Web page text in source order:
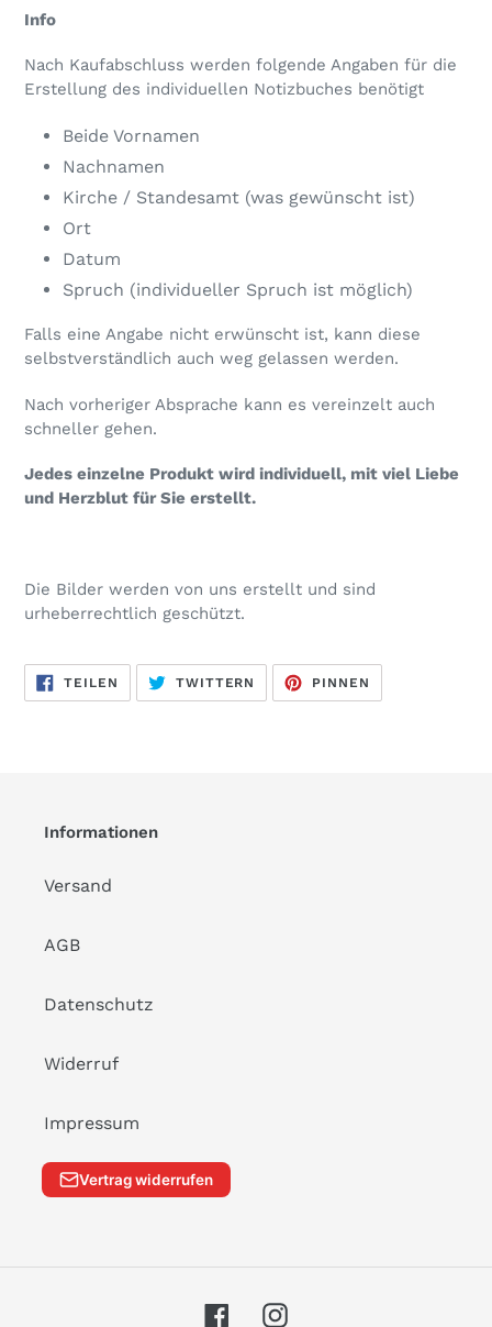
Info
Nach Kaufabschluss werden folgende Angaben für die
Erstellung des individuellen Notizbuches benötigt
Beide Vornamen
Nachnamen
Kirche / Standesamt (was gewünscht ist)
Ort
Datum
Spruch (individueller Spruch ist möglich)
Falls eine Angabe nicht erwünscht ist, kann diese
selbstverständlich auch weg gelassen werden.
Nach vorheriger Absprache kann es vereinzelt auch
schneller gehen.
Jedes einzelne Produkt wird individuell, mit viel Liebe
und Herzblut für Sie erstellt.
Die Bilder werden von uns erstellt und sind
urheberrechtlich geschützt.
TEILEN
FACEBOOK
TEILEN
TWITTERN
TWITTER
TWITTERN
PINNEN
PINNEN
Informationen
Versand
AGB
Datenschutz
Widerruf
Impressum
Vertrag widerrufen
FacebookInstagram